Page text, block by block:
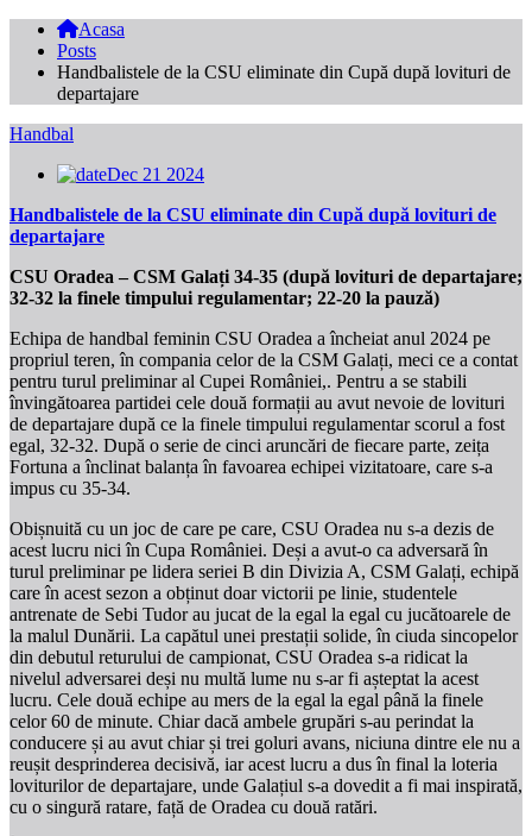
Acasa
Posts
Handbalistele de la CSU eliminate din Cupă după lovituri de
departajare
Handbal
Dec 21 2024
Handbalistele de la CSU eliminate din Cupă după lovituri de
departajare
CSU Oradea – CSM Galați 34-35 (după lovituri de departajare;
32-32 la finele timpului regulamentar; 22-20 la pauză)
Echipa de handbal feminin CSU Oradea a încheiat anul 2024 pe
propriul teren, în compania celor de la CSM Galați, meci ce a contat
pentru turul preliminar al Cupei României,. Pentru a se stabili
învingătoarea partidei cele două formații au avut nevoie de lovituri
de departajare după ce la finele timpului regulamentar scorul a fost
egal, 32-32. După o serie de cinci aruncări de fiecare parte, zeița
Fortuna a înclinat balanța în favoarea echipei vizitatoare, care s-a
impus cu 35-34.
Obișnuită cu un joc de care pe care, CSU Oradea nu s-a dezis de
acest lucru nici în Cupa României. Deși a avut-o ca adversară în
turul preliminar pe lidera seriei B din Divizia A, CSM Galați, echipă
care în acest sezon a obținut doar victorii pe linie, studentele
antrenate de Sebi Tudor au jucat de la egal la egal cu jucătoarele de
la malul Dunării. La capătul unei prestații solide, în ciuda sincopelor
din debutul returului de campionat, CSU Oradea s-a ridicat la
nivelul adversarei deși nu multă lume nu s-ar fi așteptat la acest
lucru. Cele două echipe au mers de la egal la egal până la finele
celor 60 de minute. Chiar dacă ambele grupări s-au perindat la
conducere și au avut chiar și trei goluri avans, niciuna dintre ele nu a
reușit desprinderea decisivă, iar acest lucru a dus în final la loteria
loviturilor de departajare, unde Galațiul s-a dovedit a fi mai inspirată,
cu o singură ratare, față de Oradea cu două ratări.